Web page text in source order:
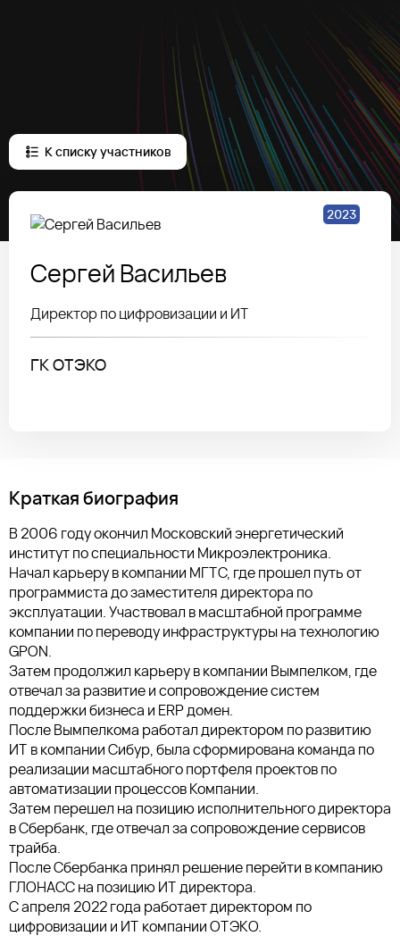
К списку участников
2023
Сергей Васильев
Директор по цифровизации и ИТ
ГК ОТЭКО
Краткая биография
В 2006 году окончил Московский энергетический
институт по специальности Микроэлектроника.
Начал карьеру в компании МГТС, где прошел путь от
программиста до заместителя директора по
эксплуатации. Участвовал в масштабной программе
компании по переводу инфраструктуры на технологию
GPON.
Затем продолжил карьеру в компании Вымпелком, где
отвечал за развитие и сопровождение систем
поддержки бизнеса и ERP домен.
После Вымпелкома работал директором по развитию
ИТ в компании Сибур, была сформирована команда по
реализации масштабного портфеля проектов по
автоматизации процессов Компании.
Затем перешел на позицию исполнительного директора
в Сбербанк, где отвечал за сопровождение сервисов
трайба.
После Сбербанка принял решение перейти в компанию
ГЛОНАСС на позицию ИТ директора.
С апреля 2022 года работает директором по
цифровизации и ИТ компании ОТЭКО.